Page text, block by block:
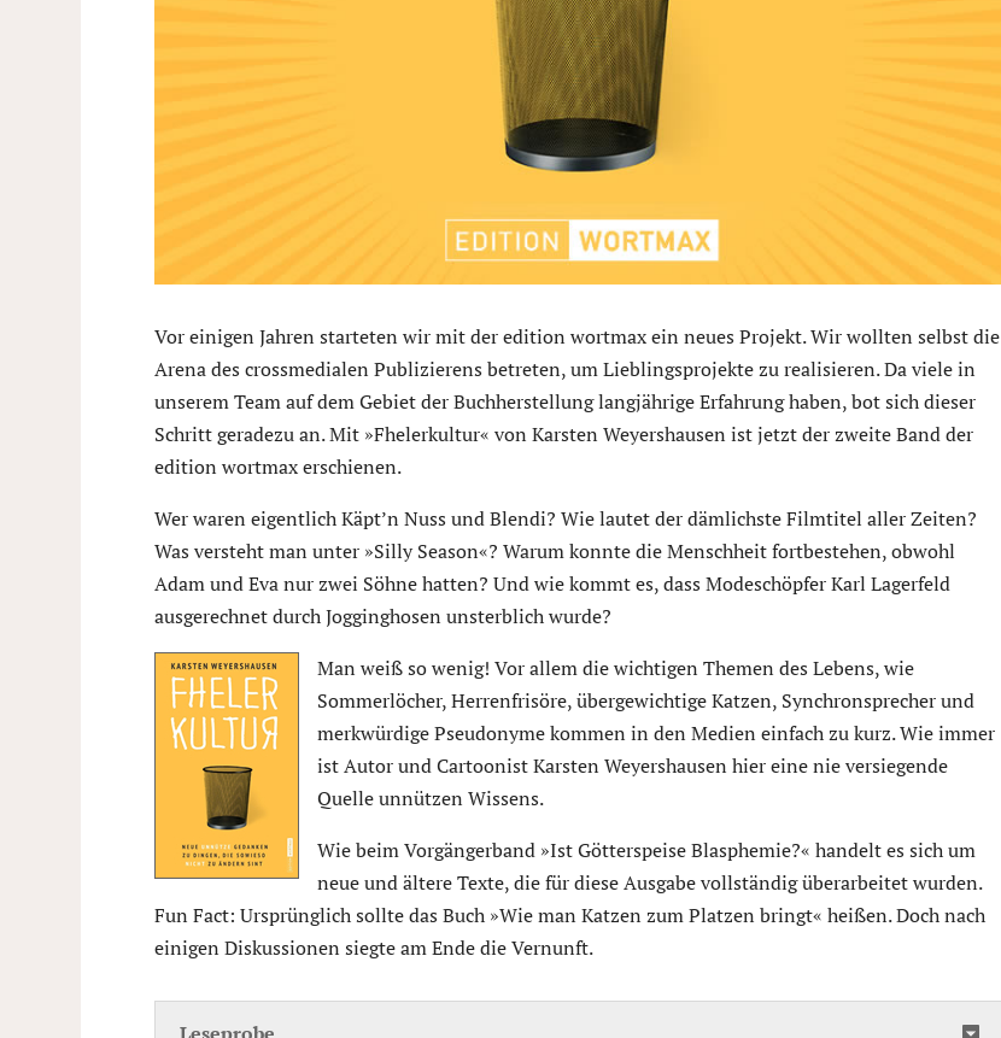
Vor einigen Jahren starteten wir mit der edition wortmax ein neues Projekt. Wir wollten selbst die
Arena des crossmedialen Publizierens betreten, um Lieblingsprojekte zu realisieren. Da viele in
unserem Team auf dem Gebiet der Buchherstellung langjährige Erfahrung haben, bot sich dieser
Schritt geradezu an. Mit »Fhelerkultur« von Karsten Weyershausen ist jetzt der zweite Band der
edition wortmax erschienen.
Wer waren eigentlich Käpt’n Nuss und Blendi? Wie lautet der dämlichste Filmtitel aller Zeiten?
Was versteht man unter »Silly Season«? Warum konnte die Menschheit fortbestehen, obwohl
Adam und Eva nur zwei Söhne hatten? Und wie kommt es, dass Modeschöpfer Karl Lagerfeld
ausgerechnet durch Jogginghosen unsterblich wurde?
Man weiß so wenig! Vor allem die wichtigen Themen des Lebens, wie
Sommerlöcher, Herrenfrisöre, übergewichtige Katzen, Synchronsprecher und
merkwürdige Pseudonyme kommen in den Medien einfach zu kurz. Wie immer
ist Autor und Cartoonist Karsten Weyershausen hier eine nie versiegende
Quelle unnützen Wissens.
Wie beim Vorgängerband »Ist Götterspeise Blasphemie?« handelt es sich um
neue und ältere Texte, die für diese Ausgabe vollständig überarbeitet wurden.
Fun Fact: Ursprünglich sollte das Buch »Wie man Katzen zum Platzen bringt« heißen. Doch nach
einigen Diskussionen siegte am Ende die Vernunft.